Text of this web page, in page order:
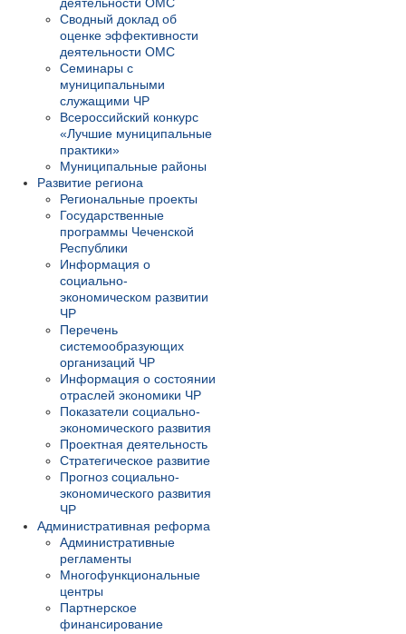
деятельности ОМС
Сводный доклад об
оценке эффективности
деятельности ОМС
Семинары с
муниципальными
служащими ЧР
Всероссийский конкурс
«Лучшие муниципальные
практики»
Муниципальные районы
Развитие региона
Региональные проекты
Государственные
программы Чеченской
Республики
Информация о
социально-
экономическом развитии
ЧР
Перечень
системообразующих
организаций ЧР
Информация о состоянии
отраслей экономики ЧР
Показатели социально-
экономического развития
Проектная деятельность
Стратегическое развитие
Прогноз социально-
экономического развития
ЧР
Административная реформа
Административные
регламенты
Многофункциональные
центры
Партнерское
финансирование